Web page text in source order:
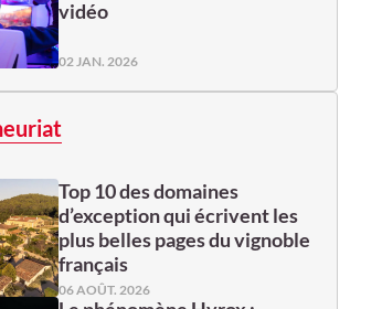
vidéo
02 JAN. 2026
Top 10 des domaines
d’exception qui écrivent les
plus belles pages du vignoble
français
06 AOÛT. 2026